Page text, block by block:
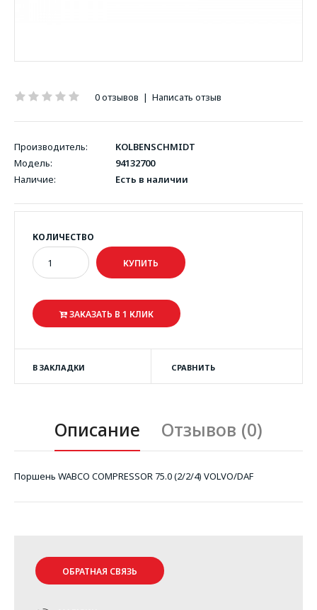
0 отзывов | Написать отзыв
Производитель:
KOLBENSCHMIDT
Модель:
94132700
Наличие:
Есть в наличии
КОЛИЧЕСТВО
ЗАКАЗАТЬ В 1 КЛИК
В ЗАКЛАДКИ СРАВНИТЬ
Описание Отзывов (0)
Поршень WABCO COMPRESSOR 75.0 (2/2/4) VOLVO/DAF
ОБРАТНАЯ СВЯЗЬ